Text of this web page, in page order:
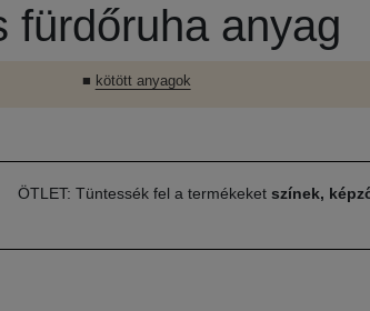
fürdőruha anyag
■ kötött anyagok
ÖTLET: Tüntessék fel a termékeket színek,